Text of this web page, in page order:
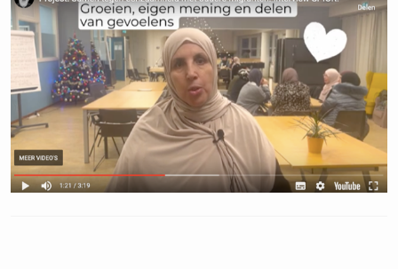
Inschrijven